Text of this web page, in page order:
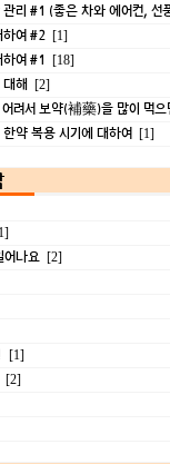
리 #1 (좋은 차와 에어컨, 선
여 #2 [1]
여 #1 [18]
해 [2]
려서 보약(補藥)을 많이 먹
약 복용 시기에 대하여 [1]
어나요 [2]
[1]
[2]